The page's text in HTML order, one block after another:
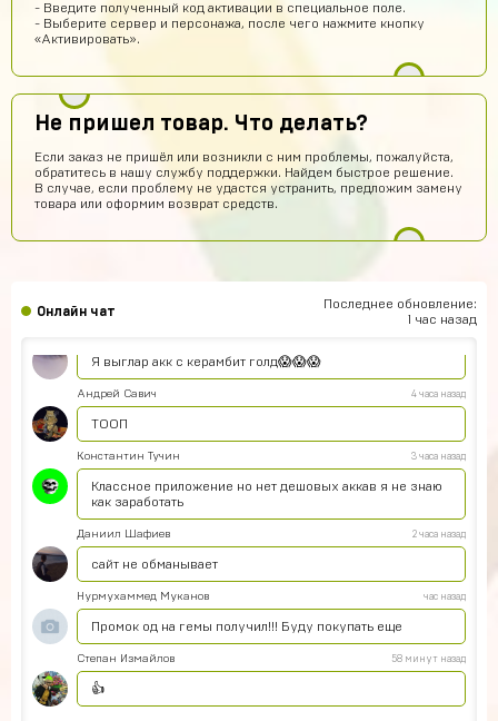
- Введите полученный код активации в специальное поле.
- Выберите сервер и персонажа, после чего нажмите кнопку
«Активировать».
Не пришел товар. Что делать?
Если заказ не пришёл или возникли с ним проблемы, пожалуйста,
обратитесь в нашу службу поддержки. Найдем быстрое решение.
В случае, если проблему не удастся устранить, предложим замену
товара или оформим возврат средств.
Онлайн чат
Последнее обновление:
1 час назад
Егор Климов 8 часов назад
Нет. Магаз рили крутой
ТОП Магазин
Тимофей Ковалев
Я выглар акк с керамбит голд😱😱😱
Андрей Савич 4 часа назад
ТООП
Константин Тучин 3 часа назад
Классное приложение но нет дешовых аккав я не знаю
как заработать
Даниил Шафиев 2 часа назад
сайт не обманывает
Нурмухаммед Муканов час назад
Промок од на гемы получил!!! Буду покупать еще
Степан Измайлов 58 минут назад
👍